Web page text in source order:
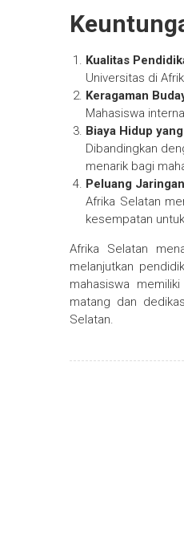
Kualitas
Universitas di
Keragaman
Mahasiswa
Biaya Hidup
Dibandingkan
menarik bagi
Peluang
Afrika Selatan
kesempatan
Afrika Selatan
melanjutkan
mahasiswa
matang dan
Selatan.